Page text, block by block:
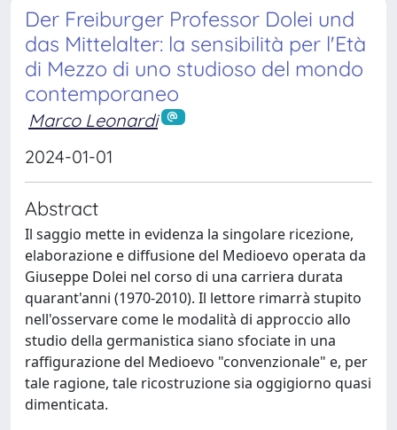
Der Freiburger Professor Dolei und
das Mittelalter: la sensibilità per l'Età
di Mezzo di uno studioso del mondo
contemporaneo
Marco Leonardi
2024-01-01
Abstract
Il saggio mette in evidenza la singolare ricezione,
elaborazione e diffusione del Medioevo operata da
Giuseppe Dolei nel corso di una carriera durata
quarant'anni (1970-2010). Il lettore rimarrà stupito
nell'osservare come le modalità di approccio allo
studio della germanistica siano sfociate in una
raffigurazione del Medioevo "convenzionale" e, per
tale ragione, tale ricostruzione sia oggigiorno quasi
dimenticata.